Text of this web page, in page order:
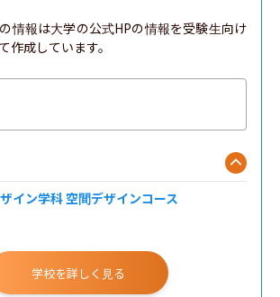
情報は大学の公式HPの情報を受験生向け
作成しています。
イン学科 空間デザインコース
学校を詳しく見る